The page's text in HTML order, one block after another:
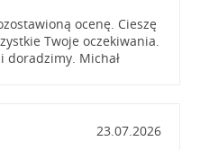
ocenę. Cieszę
Twoje oczekiwania.
doradzimy. Michał
23.07.2026